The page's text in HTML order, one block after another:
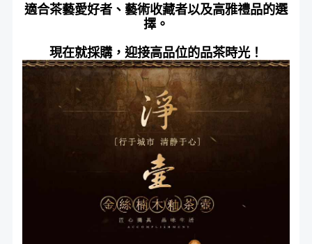
適合茶藝愛好者、藝術收藏者以及高雅禮品的選
擇。
現在就採購，迎接高品位的品茶時光！